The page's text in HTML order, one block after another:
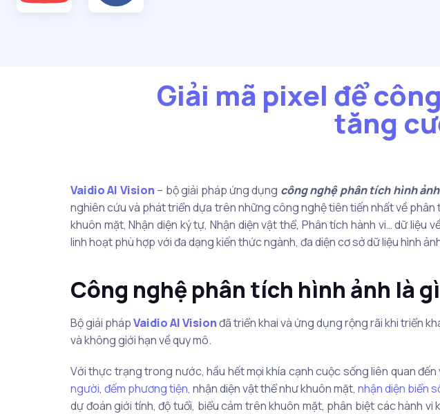
Giải mã pixel để
tăng
Vaidio AI Vision – bộ giải pháp ứng dụng công nghệphân tích hình ảnh
nghiên cứu và phát triển dựa trên những công nghệ tiên tiến nhất về
khuôn mặt, Nhận diện ký tự, Nhận diện vật thể, Phân tích hành vi… dữ
linh hoạt phù hợp với đa dạng kiến thức ngành, đa diện cơ sở dữ liệu hình
Công nghệ phân tích hình ảnh là
Bộ giải phápVaidio AI Visionđã triển khai và ứng dụng rộng rãi khi triển
và không giới hạn về quy mô.
Với thực trạng trong nước, hầu hết mọi khía cạnh cuộc sống liên quan
người,đếm phương tiện, nhận diện vật thể như khuôn mặt,nhận diện biển
dự đoán giới tính, độ tuổi, biểu cảm trên khuôn mặt, phân biệt các hành